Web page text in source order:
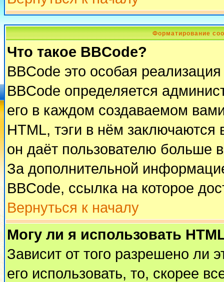
Форматирование
Что такое BBCode?
BBCode это особая
BBCode определяется
его в каждом создаваемом
HTML, тэги в нём заключаются
он даёт пользователю больше
За дополнительной
BBCode, ссылка на которое
Вернуться к началу
Могу ли я использовать
Зависит от того разрешено ли
его использовать, то, скорее